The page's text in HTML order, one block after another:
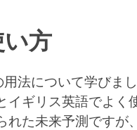
い方
用法について学びま
イギリス英語でよく
れた未来予測ですが